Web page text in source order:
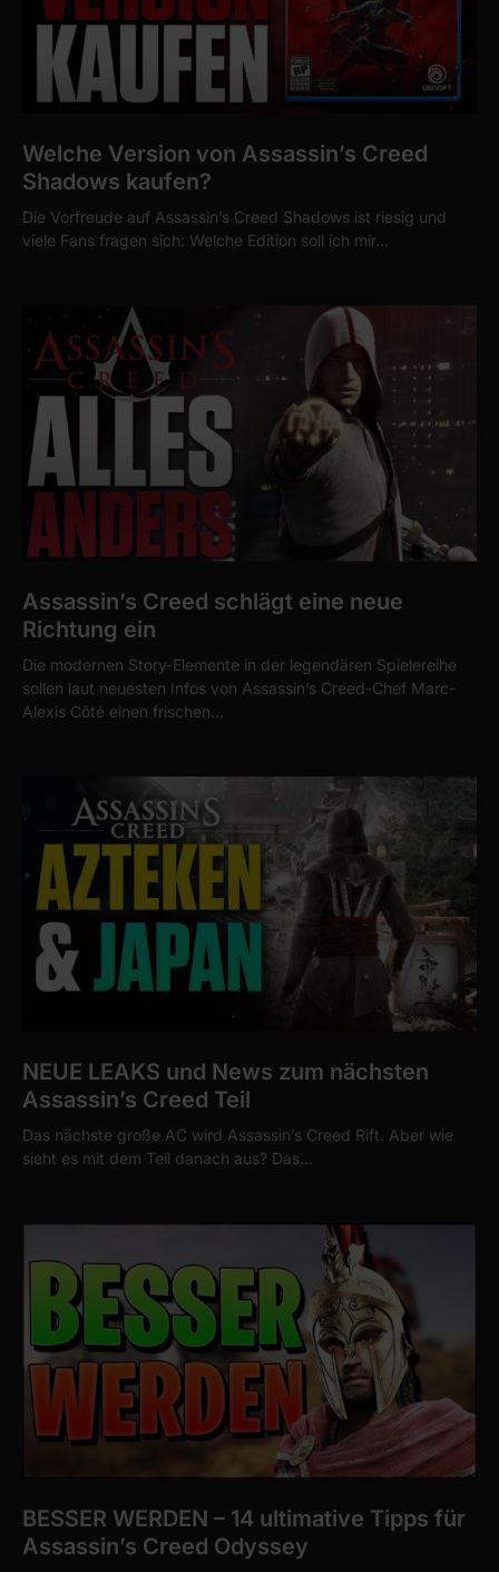
Welche Version von Assassin’s Creed
Shadows kaufen?
Die Vorfreude auf Assassin’s Creed Shadows ist riesig und
viele Fans fragen sich: Welche Edition soll ich mir…
Assassin’s Creed schlägt eine neue
Richtung ein
Die modernen Story-Elemente in der legendären Spielereihe
sollen laut neuesten Infos von Assassin’s Creed-Chef Marc-
Alexis Côté einen frischen…
NEUE LEAKS und News zum nächsten
Assassin’s Creed Teil
Das nächste große AC wird Assassin’s Creed Rift. Aber wie
sieht es mit dem Teil danach aus? Das…
BESSER WERDEN – 14 ultimative Tipps für
Assassin’s Creed Odyssey